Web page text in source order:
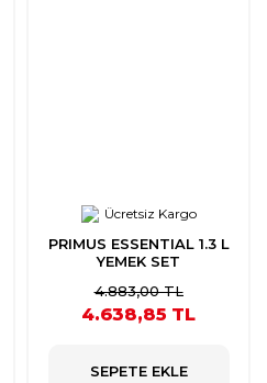
Ücretsiz Kargo
PRIMUS ESSENTIAL 1.3 L
YEMEK SET
4.883,00 TL
4.638,85 TL
SEPETE EKLE